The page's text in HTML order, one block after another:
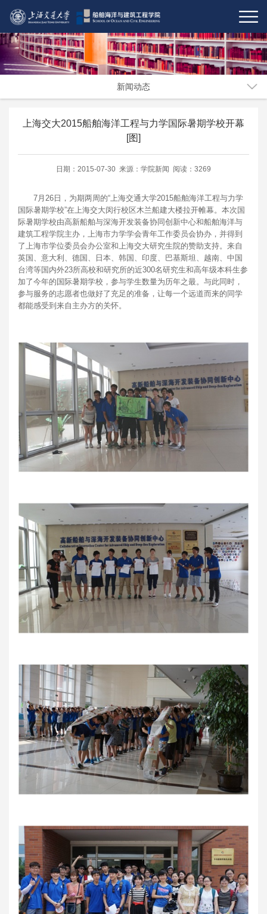
新闻动态
上海交大2015船舶海洋工程与力学国际暑期学校开幕
[图]
日期：2015-07-30 来源：学院新闻 阅读：3269
7月26日，为期两周的“上海交通大学2015船舶海洋工程与力学
国际暑期学校”在上海交大闵行校区木兰船建大楼拉开帷幕。本次国
际暑期学校由高新船舶与深海开发装备协同创新中心和船舶海洋与
建筑工程学院主办，上海市力学学会青年工作委员会协办，并得到
了上海市学位委员会办公室和上海交大研究生院的赞助支持。来自
英国、意大利、德国、日本、韩国、印度、巴基斯坦、越南、中国
台湾等国内外23所高校和研究所的近300名研究生和高年级本科生参
加了今年的国际暑期学校，参与学生数量为历年之最。与此同时，
参与服务的志愿者也做好了充足的准备，让每一个远道而来的同学
都能感受到来自主办方的关怀。